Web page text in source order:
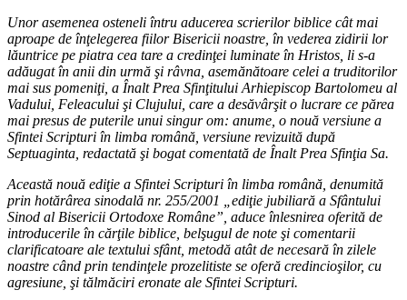
Unor asemenea osteneli întru aducerea scrierilor biblice cât mai
aproape de înţelegerea fiilor Bisericii noastre, în vederea zidirii lor
lăuntrice pe piatra cea tare a credinţei luminate în Hristos, li s-a
adăugat în anii din urmă şi râvna, asemănătoare celei a truditorilor
mai sus pomeniţi, a Înalt Prea Sfinţitului Arhiepiscop Bartolomeu al
Vadului, Feleacului şi Clujului, care a desăvârşit o lucrare ce părea
mai presus de puterile unui singur om: anume, o nouă versiune a
Sfintei Scripturi în limba română, versiune revizuită după
Septuaginta, redactată şi bogat comentată de Înalt Prea Sfinţia Sa.
Această nouă ediţie a Sfintei Scripturi în limba română, denumită
prin hotărârea sinodală nr. 255/2001 „ediţie jubiliară a Sfântului
Sinod al Bisericii Ortodoxe Române”, aduce înlesnirea oferită de
introducerile în cărţile biblice, belşugul de note şi comentarii
clarificatoare ale textului sfânt, metodă atât de necesară în zilele
noastre când prin tendinţele prozelitiste se oferă credincioşilor, cu
agresiune, şi tălmăciri eronate ale Sfintei Scripturi.